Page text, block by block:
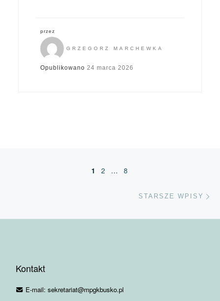
przez
GRZEGORZ MARCHEWKA
Opublikowano24 marca 2026
1 2 … 8
STARSZE WPISY
Kontakt
E-mail: sekretariat@mpgkbusko.pl